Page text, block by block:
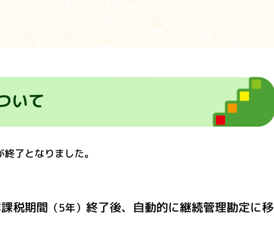
いて
了となりました。
税期間 （5年） 終了後、自動的に継続管理勘定に移